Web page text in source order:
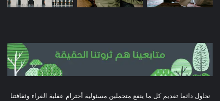
نحاول دائما تقديم كل ما ينفع متحملين مسئولية أحترام عقلية القراء وثقافتنا